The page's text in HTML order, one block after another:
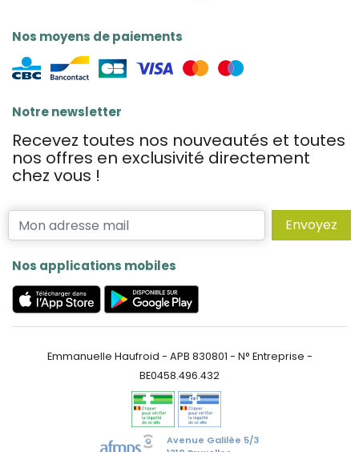
Nos moyens de paiements
Notre newsletter
Recevez toutes nos nouveautés et toutes
nos offres en exclusivité directement
chez vous !
Envoyez
Nos applications mobiles
Emmanuelle Haufroid - APB 830801 - N° Entreprise -
BE0458.496.432
Avenue Galilée 5/3